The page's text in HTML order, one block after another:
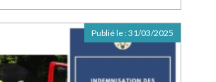
Publié le :31/03/2025